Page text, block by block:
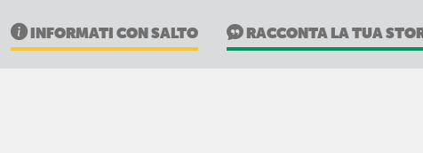
INFORMATI CON SALTO RACCONTA LA TUA